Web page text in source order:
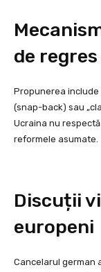
de
Propunerea include
(snap-back) sau
Ucraina nu
reformele asumate.
Discuții
europeni
Cancelarul german